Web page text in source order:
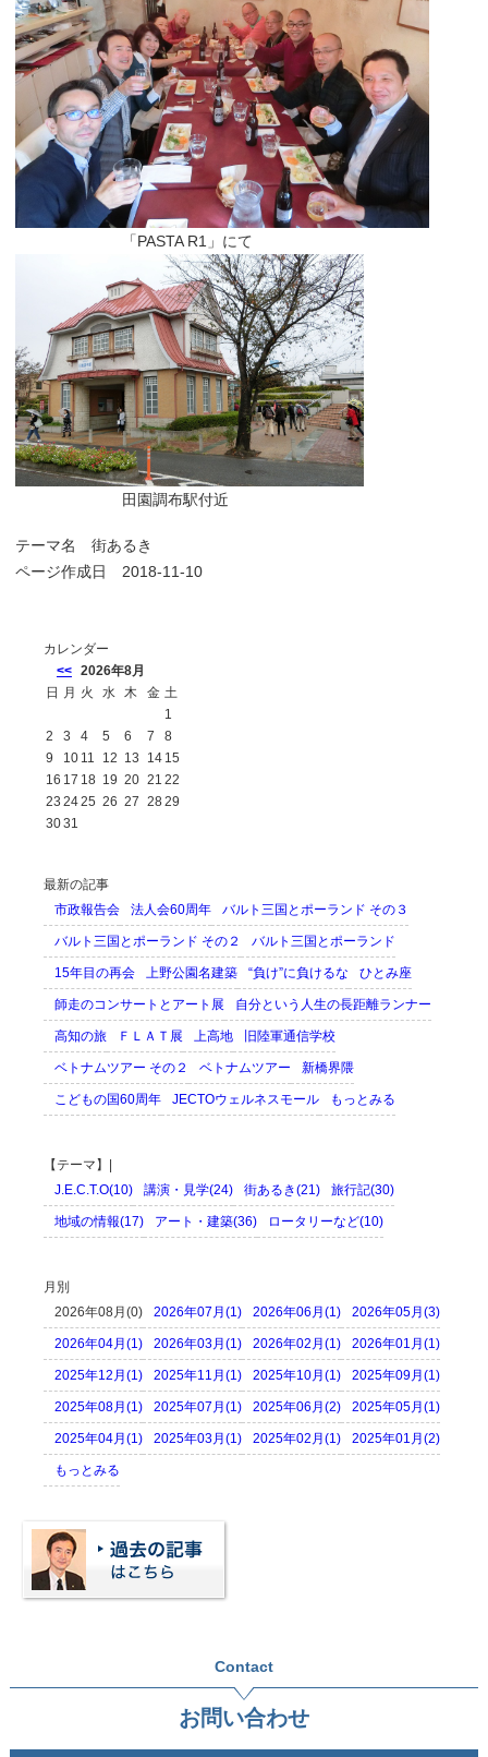
「PASTA R1」にて
田園調布駅付近
テーマ名 街あるき
ページ作成日 2018-11-10
カレンダー
<<
2026年8月
日
月 火 水 木 金 土
1
2
3 4 5 6 7
8
9
10 11 12 13 14 15
16 17 18 19 20 21 22
23 2425 26 27 2829
3031
最新の記事
市政報告会
法人会60周年 バルト三国とポーランド その３
バルト三国とポーランド その２ バルト三国とポーランド
15年目の再会 上野公園名建築 “負け”に負けるな ひとみ座
師走のコンサートとアート展 自分という人生の長距離ランナー
高知の旅 ＦＬＡＴ展 上高地 旧陸軍通信学校
ベトナムツアー その２ ベトナムツアー 新橋界隈
こどもの国60周年 JECTOウェルネスモール もっとみる
【テーマ】|
J.E.C.T.O(10)
講演・見学(24) 街あるき(21) 旅行記(30)
地域の情報(17) アート・建築(36) ロータリーなど(10)
月別
2026年08月(0)
2026年07月(1) 2026年06月(1) 2026年05月(3)
2026年04月(1) 2026年03月(1) 2026年02月(1) 2026年01月(1)
2025年12月(1) 2025年11月(1) 2025年10月(1) 2025年09月(1)
2025年08月(1) 2025年07月(1) 2025年06月(2) 2025年05月(1)
2025年04月(1) 2025年03月(1) 2025年02月(1) 2025年01月(2)
もっとみる
Contact
お問い合わせ